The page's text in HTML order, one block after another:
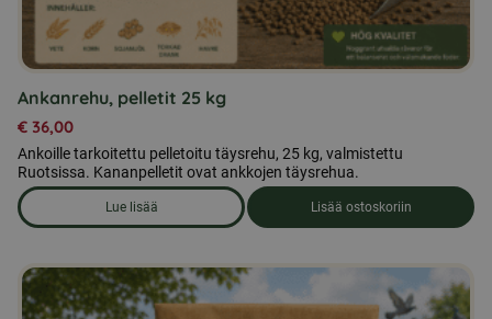
Ankanrehu, pelletit 25 kg
€ 36,00
Ankoille tarkoitettu pelletoitu täysrehu, 25 kg, valmistettu
Ruotsissa. Kananpelletit ovat ankkojen täysrehua.
Lue lisää
om produkten Ankanrehu, pelletit 25 kg
Lisää ostoskoriin